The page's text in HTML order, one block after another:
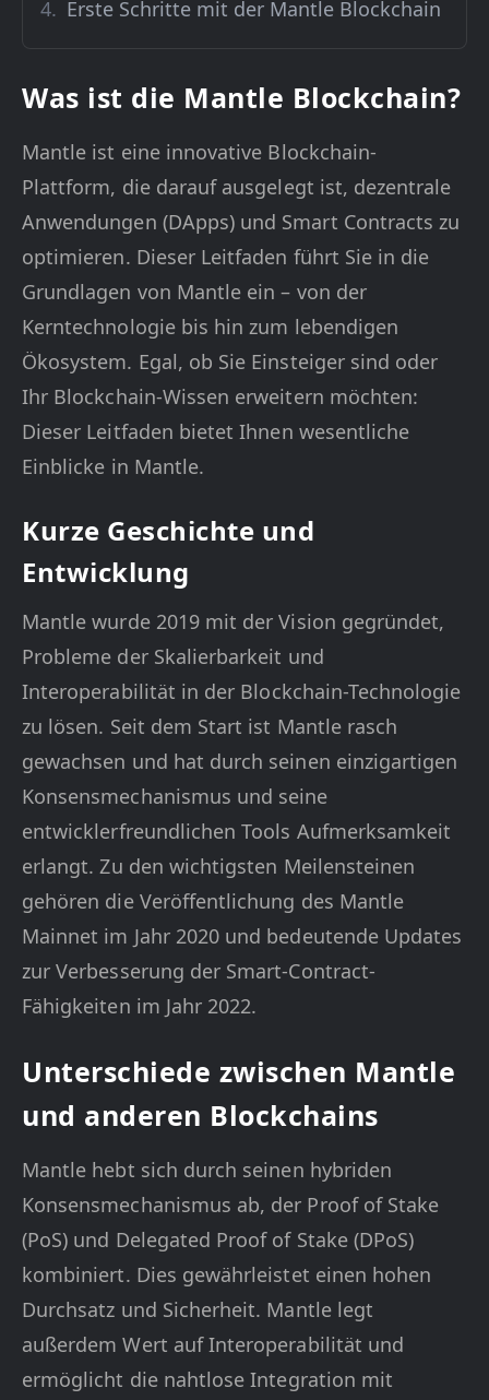
Erste Schritte mit der Mantle Blockchain
Was ist die Mantle Blockchain?
Mantle ist eine innovative Blockchain-
Plattform, die darauf ausgelegt ist, dezentrale
Anwendungen (DApps) und Smart Contracts zu
optimieren. Dieser Leitfaden führt Sie in die
Grundlagen von Mantle ein – von der
Kerntechnologie bis hin zum lebendigen
Ökosystem. Egal, ob Sie Einsteiger sind oder
Ihr Blockchain-Wissen erweitern möchten:
Dieser Leitfaden bietet Ihnen wesentliche
Einblicke in Mantle.
Kurze Geschichte und
Entwicklung
Mantle wurde 2019 mit der Vision gegründet,
Probleme der Skalierbarkeit und
Interoperabilität in der Blockchain-Technologie
zu lösen. Seit dem Start ist Mantle rasch
gewachsen und hat durch seinen einzigartigen
Konsensmechanismus und seine
entwicklerfreundlichen Tools Aufmerksamkeit
erlangt. Zu den wichtigsten Meilensteinen
gehören die Veröffentlichung des Mantle
Mainnet im Jahr 2020 und bedeutende Updates
zur Verbesserung der Smart-Contract-
Fähigkeiten im Jahr 2022.
Unterschiede zwischen Mantle
und anderen Blockchains
Mantle hebt sich durch seinen hybriden
Konsensmechanismus ab, der Proof of Stake
(PoS) und Delegated Proof of Stake (DPoS)
kombiniert. Dies gewährleistet einen hohen
Durchsatz und Sicherheit. Mantle legt
außerdem Wert auf Interoperabilität und
ermöglicht die nahtlose Integration mit